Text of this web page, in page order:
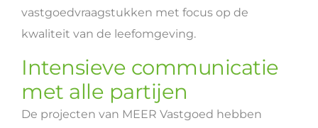
vastgoedvraagstukken met focus op de
kwaliteit van de leefomgeving.
Intensieve communicatie
met alle partijen
De projecten van MEER Vastgoed hebben